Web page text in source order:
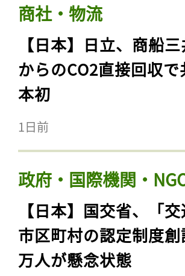
商社・物流
【日本】日立、商船
からのCO2直接回収
本初
1日前
政府・国際機関・
【日本】国交省、「
市区町村の認定制度
万人が懸念状態